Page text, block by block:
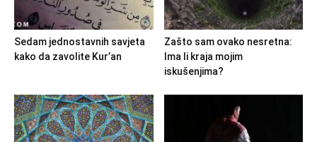
Sedam jednostavnih savjeta
kako da zavolite Kur’an
Zašto sam ovako nesretna:
Ima li kraja mojim
iskušenjima?